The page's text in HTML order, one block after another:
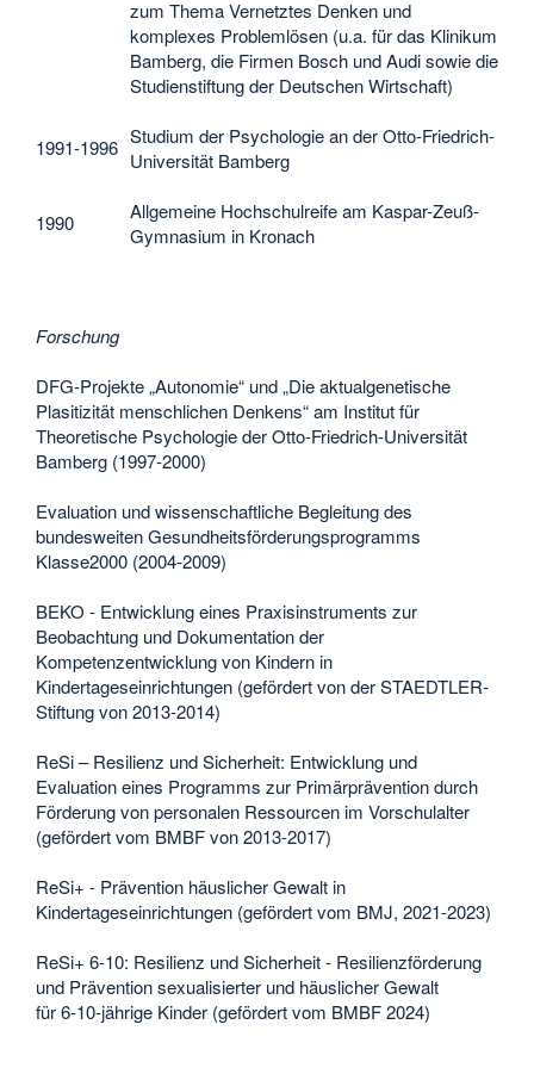
zum Thema Vernetztes Denken und
komplexes Problemlösen (u.a. für das Klinikum
Bamberg, die Firmen Bosch und Audi sowie die
Studienstiftung der Deutschen Wirtschaft)
1991-1996 Studium der Psychologie an der Otto-Friedrich-
Universität Bamberg
1990
Allgemeine Hochschulreife am Kaspar-Zeuß-
Gymnasium in Kronach
Forschung
DFG-Projekte „Autonomie“ und „Die aktualgenetische
Plasitizität menschlichen Denkens“ am Institut für
Theoretische Psychologie der Otto-Friedrich-Universität
Bamberg (1997-2000)
Evaluation und wissenschaftliche Begleitung des
bundesweiten Gesundheitsförderungsprogramms
Klasse2000 (2004-2009)
BEKO - Entwicklung eines Praxisinstruments zur
Beobachtung und Dokumentation der
Kompetenzentwicklung von Kindern in
Kindertageseinrichtungen (gefördert von der STAEDTLER-
Stiftung von 2013-2014)
ReSi – Resilienz und Sicherheit: Entwicklung und
Evaluation eines Programms zur Primärprävention durch
Förderung von personalen Ressourcen im Vorschulalter
(gefördert vom BMBF von 2013-2017)
ReSi+ - Prävention häuslicher Gewalt in
Kindertageseinrichtungen (gefördert vom BMJ, 2021-2023)
ReSi+ 6-10: Resilienz und Sicherheit - Resilienzförderung
und Prävention sexualisierter und häuslicher Gewalt
für 6-10-jährige Kinder (gefördert vom BMBF 2024)